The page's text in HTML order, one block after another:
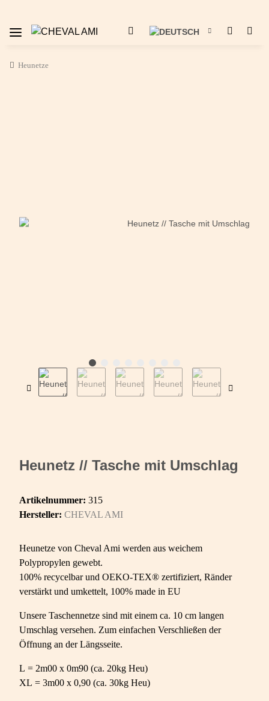
Heunetze
Heunetz // Tasche mit Umschlag
Artikelnummer: 315
Hersteller: CHEVAL AMI
Heunetze von Cheval Ami werden aus weichem
Polypropylen gewebt.
100% recycelbar und OEKO-TEX® zertifiziert, Ränder
verstärkt und umkettelt, 100% made in EU
Unsere Taschennetze sind mit einem ca. 10 cm langen
Umschlag versehen. Zum einfachen Verschließen der
Öffnung an der Längsseite.
L = 2m00 x 0m90 (ca. 20kg Heu)
XL = 3m00 x 0,90 (ca. 30kg Heu)